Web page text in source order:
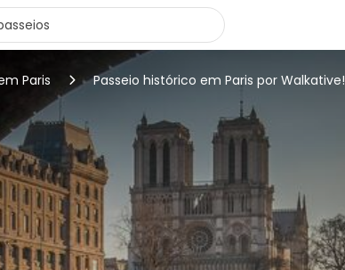
Paris Passeio histórico em Paris por Walkative!